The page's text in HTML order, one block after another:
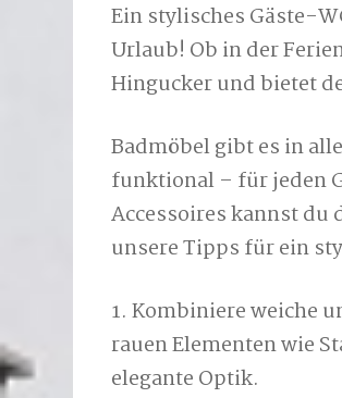
Ein stylisches Gäste-
Urlaub! Ob in der
Hingucker und bietet
Badmöbel gibt es in
funktional – für jeden
Accessoires kannst du
unsere Tipps für ein
1. Kombiniere weiche
rauen Elementen wie
elegante Optik.